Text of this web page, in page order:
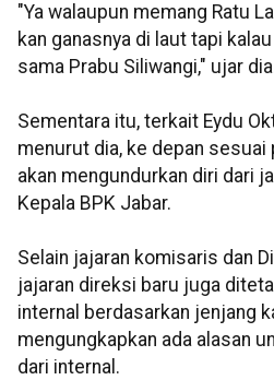
"Ya walaupun memang Ratu
kan ganasnya di laut tapi
sama Prabu Siliwangi," ujar
Sementara itu, terkait Eydu
menurut dia, ke depan
akan mengundurkan diri dari
Kepala BPK Jabar.
Selain jajaran komisaris dan
jajaran direksi baru juga
internal berdasarkan jenjang
mengungkapkan ada alasan
dari internal.